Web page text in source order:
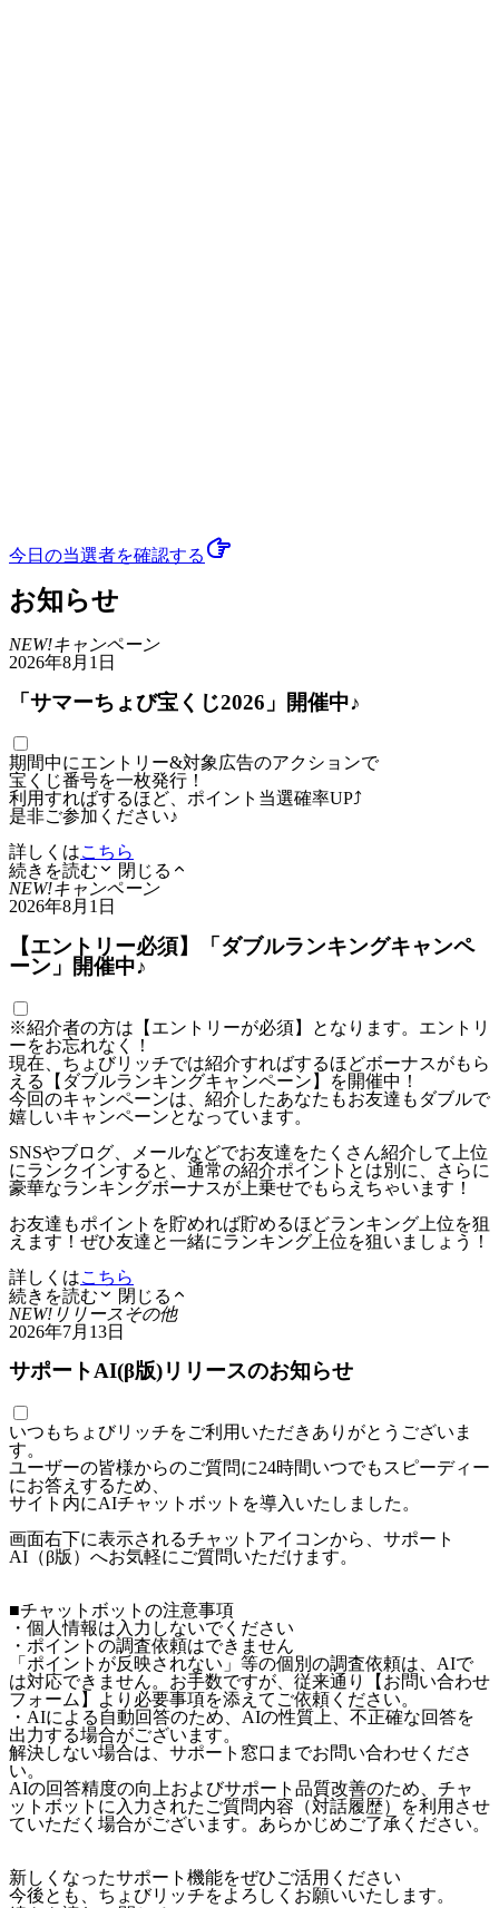
今日の当選者を確認する
お知らせ
NEW!キャンペーン
2026年8月1日
「サマーちょび宝くじ2026」開催中♪
期間中にエントリー&対象広告のアクションで
宝くじ番号を一枚発行！
利用すればするほど、ポイント当選確率UP⤴
是非ご参加ください♪
詳しくはこちら
続きを読む
閉じる
NEW!キャンペーン
2026年8月1日
【エントリー必須】「ダブルランキングキャンペ
ーン」開催中♪
※紹介者の方は【エントリーが必須】となります。エントリ
ーをお忘れなく！
現在、ちょびリッチでは紹介すればするほどボーナスがもら
える【ダブルランキングキャンペーン】を開催中！
今回のキャンペーンは、紹介したあなたもお友達もダブルで
嬉しいキャンペーンとなっています。
SNSやブログ、メールなどでお友達をたくさん紹介して上位
にランクインすると、通常の紹介ポイントとは別に、さらに
豪華なランキングボーナスが上乗せでもらえちゃいます！
お友達もポイントを貯めれば貯めるほどランキング上位を狙
えます！ぜひ友達と一緒にランキング上位を狙いましょう！
詳しくはこちら
続きを読む
閉じる
NEW! リリースその他
2026年7月13日
サポートAI(β版)リリースのお知らせ
いつもちょびリッチをご利用いただきありがとうございま
す。
ユーザーの皆様からのご質問に24時間いつでもスピーディー
にお答えするため、
サイト内にAIチャットボットを導入いたしました。
画面右下に表示されるチャットアイコンから、サポート
AI（β版）へお気軽にご質問いただけます。
■チャットボットの注意事項
・個人情報は入力しないでください
・ポイントの調査依頼はできません
「ポイントが反映されない」等の個別の調査依頼は、AIで
は対応できません。お手数ですが、従来通り【お問い合わせ
フォーム】より必要事項を添えてご依頼ください。
・AIによる自動回答のため、AIの性質上、不正確な回答を
出力する場合がございます。
解決しない場合は、サポート窓口までお問い合わせくださ
い。
AIの回答精度の向上およびサポート品質改善のため、チャ
ットボットに入力されたご質問内容（対話履歴）を利用させ
ていただく場合がございます。あらかじめご了承ください。
新しくなったサポート機能をぜひご活用ください
今後とも、ちょびリッチをよろしくお願いいたします。